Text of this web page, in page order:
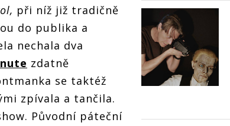
při níž již tradičně
do publika a
nechala dva
zdatně
se taktéž
zpívala a tančila.
Původní páteční